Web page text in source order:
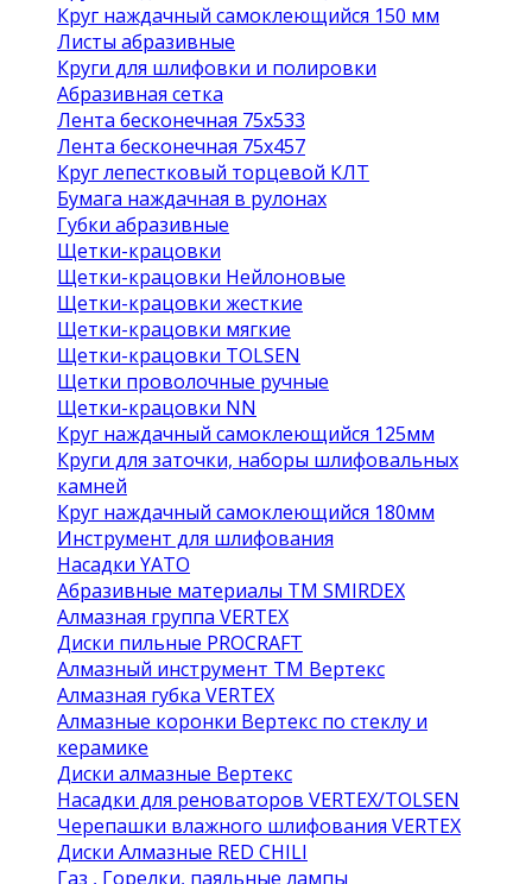
Круг наждачный самоклеющийся 150 мм
Листы абразивные
Круги для шлифовки и полировки
Абразивная сетка
Лента бесконечная 75х533
Лента бесконечная 75х457
Круг лепестковый торцевой КЛТ
Бумага наждачная в рулонах
Губки абразивные
Щетки-крацовки
Щетки-крацовки Нейлоновые
Щетки-крацовки жесткие
Щетки-крацовки мягкие
Щетки-крацовки TOLSEN
Щетки проволочные ручные
Щетки-крацовки NN
Круг наждачный самоклеющийся 125мм
Круги для заточки, наборы шлифовальных
камней
Круг наждачный самоклеющийся 180мм
Инструмент для шлифования
Насадки YATO
Абразивные материалы ТМ SMIRDEX
Алмазная группа VERTEX
Диски пильные PROCRAFT
Алмазный инструмент ТМ Вертекс
Алмазная губка VERTEX
Алмазные коронки Вертекс по стеклу и
керамике
Диски алмазные Вертекс
Насадки для реноваторов VERTEX/TOLSEN
Черепашки влажного шлифования VERTEX
Диски Алмазные RED CHILI
Газ , Горелки, паяльные лампы